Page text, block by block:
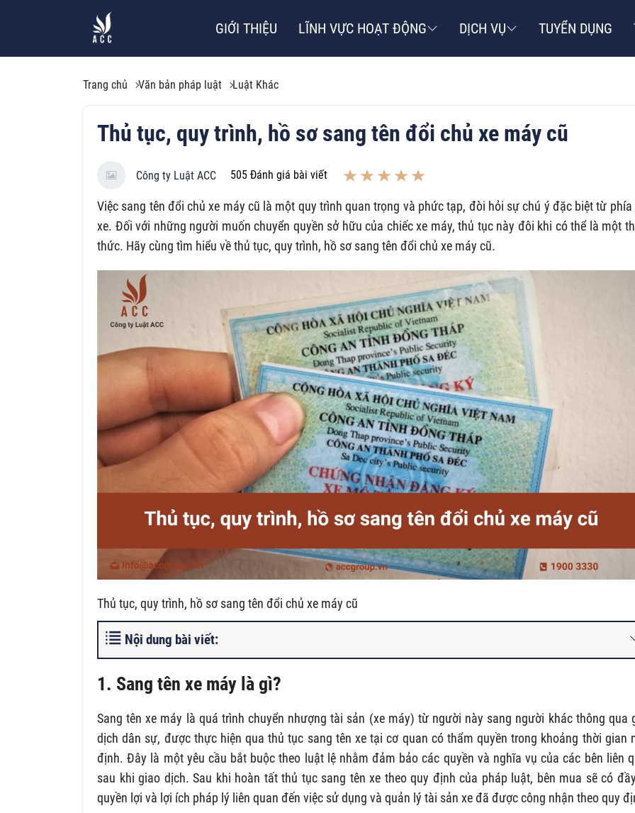
GIỚI THIỆU LĨNH VỰC HOẠT ĐỘNG DỊCH VỤ TUYỂN DỤNG
Trang chủ Văn bản pháp luật Luật Khác
Thủ tục, quy trình, hồ sơ sang tên đổi chủ xe máy cũ
Công ty Luật ACC 505 Đánh giá bài viết
Việc sang tên đổi chủ xe máy cũ là một quy trình quan trọng và phức tạp, đòi hỏi sự chú ý đặc biệt từ phía
xe. Đối với những người muốn chuyển quyền sở hữu của chiếc xe máy, thủ tục này đôi khi có thể là một
thức. Hãy cùng tìm hiểu về thủ tục, quy trình, hồ sơ sang tên đổi chủ xe máy cũ.
Thủ tục, quy trình, hồ sơ sang tên đổi chủ xe máy cũ
Nội dung bài viết:
1. Sang tên xe máy là gì?
Sang tên xe máy là quá trình chuyển nhượng tài sản (xe máy) từ người này sang người khác thông qua
dịch dân sự, được thực hiện qua thủ tục sang tên xe tại cơ quan có thẩm quyền trong khoảng thời gian
định. Đây là một yêu cầu bắt buộc theo luật lệ nhằm đảm bảo các quyền và nghĩa vụ của các bên liên
sau khi giao dịch. Sau khi hoàn tất thủ tục sang tên xe theo quy định của pháp luật, bên mua sẽ có
quyền lợi và lợi ích pháp lý liên quan đến việc sử dụng và quản lý tài sản xe đã được công nhận theo quy